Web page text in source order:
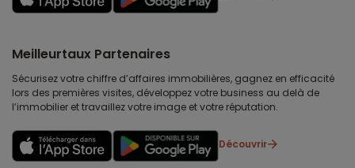
Meilleurtaux Partenaires
Sécurisez votre chiffre d’affaires immobilières, gagnez en efficacité
lors des premières visites, développez votre business au delà de
l’immobilier et travaillez votre image et votre réputation.
Découvrir